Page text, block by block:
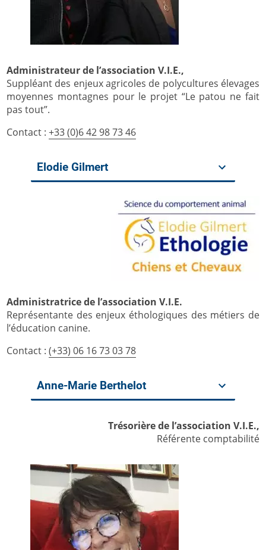
Administrateur de l’association V.I.E.,
Suppléant des enjeux agricoles de polycultures élevages
moyennes montagnes pour le projet “Le patou ne fait
pas tout”.
Contact :+33 (0)6 42 98 73 46
Elodie Gilmert
Administratrice de l’association V.I.E.
Représentante des enjeux éthologiques des métiers de
l’éducation canine.
Contact :(+33) 06 16 73 03 78
Anne-Marie Berthelot
Trésorière de l’association V.I.E.,
Référente comptabilité